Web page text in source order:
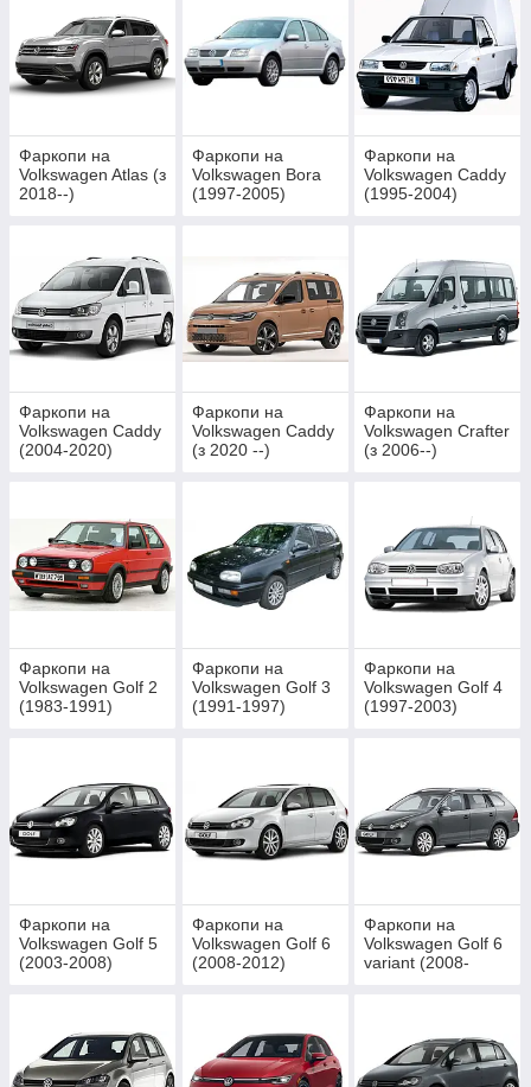
Фаркопи на
Volkswagen Atlas (з
2018--)
Фаркопи на
Volkswagen Bora
(1997-2005)
Фаркопи на
Volkswagen Caddy
(1995-2004)
Фаркопи на
Volkswagen Caddy
(2004-2020)
Фаркопи на
Volkswagen Caddy
(з 2020 --)
Фаркопи на
Volkswagen Crafter
(з 2006--)
Фаркопи на
Volkswagen Golf 2
(1983-1991)
Фаркопи на
Volkswagen Golf 3
(1991-1997)
Фаркопи на
Volkswagen Golf 4
(1997-2003)
Фаркопи на
Volkswagen Golf 5
(2003-2008)
Фаркопи на
Volkswagen Golf 6
(2008-2012)
Фаркопи на
Volkswagen Golf 6
variant (2008-